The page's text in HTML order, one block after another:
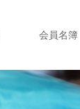
会員名簿